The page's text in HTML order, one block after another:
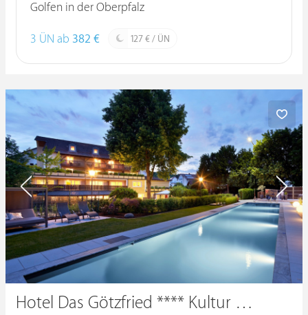
Golfen in der Oberpfalz
3 ÜN ab 382 € 127 € / ÜN
Hotel Das Götzfried **** Kultur & SPA